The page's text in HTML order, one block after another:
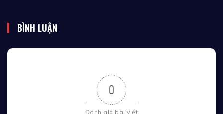
BÌNH LUẬN
0
Đánh giá bài viết